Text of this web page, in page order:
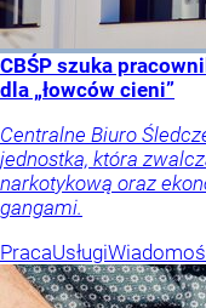
CBŚP szuka
dla „łowców cieni”
Centralne Biuro
jednostka, która
narkotykową oraz
gangami.
PracaUsługi